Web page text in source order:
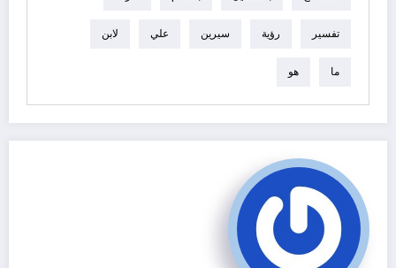
تفسير رؤية سيرين علي لابن
ما هو